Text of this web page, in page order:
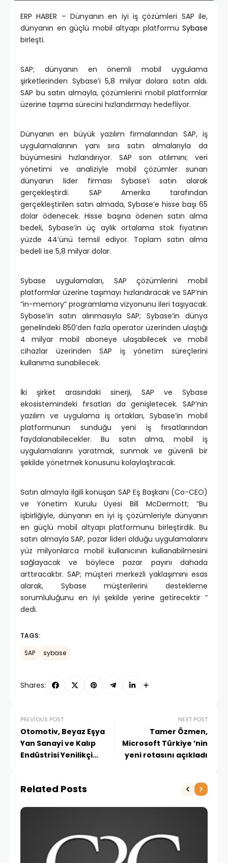
ERP HABER – Dünyanın en iyi iş çözümleri SAP ile,
dünyanın en güçlü mobil altyapı platformu Sybase
birleşti.
SAP; dünyanın en önemli mobil uygulama
şirketlerinden Sybase’i 5,8 milyar dolara satın aldı.
SAP bu satın almayla, çözümlerini mobil platformlar
üzerine taşıma sürecini hızlandırmayı hedefliyor.
Dünyanın en büyük yazılım firmalarından SAP, iş
uygulamalarının yanı sıra satın almalarıyla da
büyümesini hızlandırıyor. SAP son atılımını; veri
yönetimi ve analiziyle mobil çözümler sunan
dünyanın lider firması Sybase’i satın alarak
gerçekleştirdi. SAP Amerika tarafından
gerçekleştirilen satın almada, Sybase’e hisse başı 65
dolar ödenecek. Hisse başına ödenen satın alma
bedeli, Sybase’in üç aylık ortalama stok fiyatının
yüzde 44’ünü temsil ediyor. Toplam satın alma
bedeli ise 5,8 milyar dolar.
Sybase uygulamaları, SAP çözümlerini mobil
platformlar üzerine taşımayı hızlandıracak ve SAP’nin
“in-memory” programlama vizyonunu ileri taşıyacak.
Sybase’in satın alınmasıyla SAP; Sybase’in dünya
genelindeki 850’den fazla operator üzerinden ulaştığı
4 milyar mobil aboneye ulaşabilecek ve mobil
cihazlar üzerinden SAP iş yönetim süreçlerini
kullanıma sunabilecek.
İki şirket arasındaki sinerji, SAP ve Sybase
ekosistemindeki fırsatları da genişletecek. SAP’nin
yazılım ve uygulama iş ortakları, Sybase’in mobil
platformunun sunduğu yeni iş fırsatlarından
faydalanabilecekler. Bu satın alma, mobil iş
uygulamalarını yaratmak, sunmak ve güvenli bir
şekilde yönetmek konusunu kolaylaştıracak.
Satın almayla ilgili konuşan SAP Eş Başkanı (Co-CEO)
ve Yönetim Kurulu Üyesi Bill McDermott; “Bu
işbirliğiyle, dünyanın en iyi iş çözümleriyle dünyanın
en güçlü mobil altyapı platformunu birleştirdik. Bu
satın almayla SAP, pazar lideri olduğu uygulamalarını
yüz milyonlarca mobil kullanıcının kullanabilmesini
sağlayacak ve böylece pazar payını dahada
arttıracaktır. SAP; müşteri merkezli yaklaşımını esas
alarak, Sybase müşterilerini destekleme
sorumluluğunu en iyi şekilde yerine getirecektir ”
dedi.
TAGS:
SAP sybase
Shares:
PREVIOUS POST
Otomotiv, Beyaz Eşya
Yan Sanayi ve Kalıp
Endüstrisi Yenilikçi
NEXT POST
Tamer Özmen,
Microsoft Türkiye ’nin
yeni rotasını açıkladı
Related Posts